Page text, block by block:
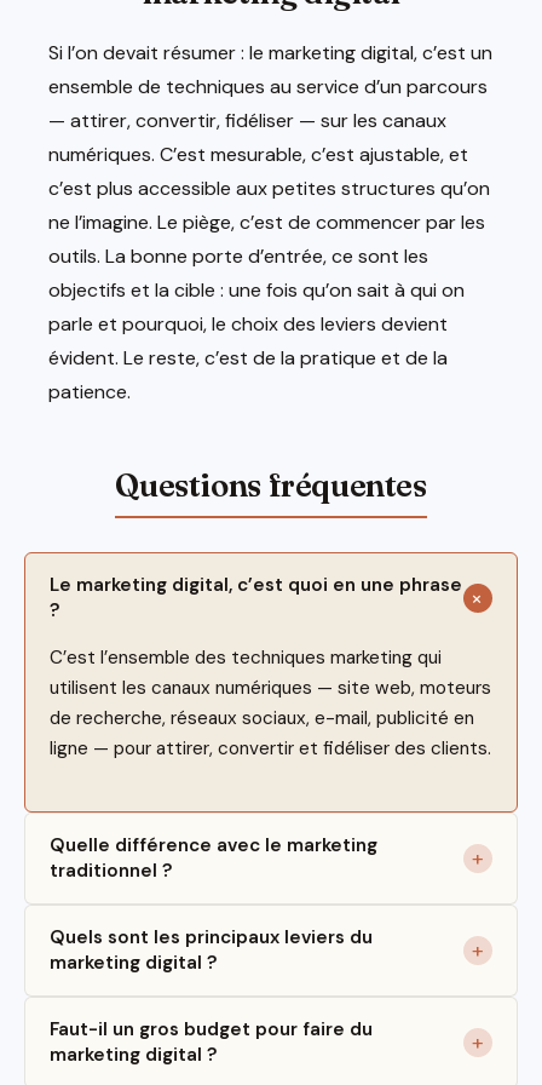
Si l’on devait résumer : le marketing digital, c’est un
ensemble de techniques au service d’un parcours
— attirer, convertir, fidéliser — sur les canaux
numériques. C’est mesurable, c’est ajustable, et
c’est plus accessible aux petites structures qu’on
ne l’imagine. Le piège, c’est de commencer par les
outils. La bonne porte d’entrée, ce sont les
objectifs et la cible : une fois qu’on sait à qui on
parle et pourquoi, le choix des leviers devient
évident. Le reste, c’est de la pratique et de la
patience.
Le marketing digital, c’est quoi en une phrase
?
C’est l’ensemble des techniques marketing qui
utilisent les canaux numériques — site web, moteurs
de recherche, réseaux sociaux, e-mail, publicité en
ligne — pour attirer, convertir et fidéliser des clients.
Quelle différence avec le marketing
traditionnel ?
Quels sont les principaux leviers du
marketing digital ?
Faut-il un gros budget pour faire du
marketing digital ?